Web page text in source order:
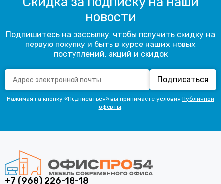
новости
Подпишитесь на рассылку, чтобы получить скидку на
первую покупку и быть в курсе наших новых
поступлений, акций и скидок
Подписаться
Нажимая на кнопку «Подписаться» вы принимаете условия Публичной
оферты.
+7 (968) 226-18-18